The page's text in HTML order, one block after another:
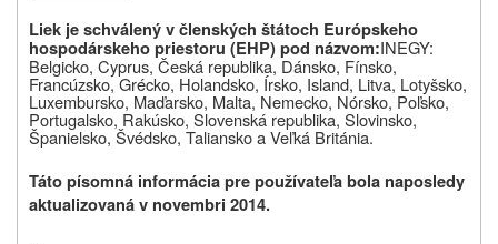
Liek je schválený v členských štátoch Európskeho
hospodárskeho priestoru (EHP) pod názvom:INEGY:
Belgicko, Cyprus, Česká republika, Dánsko, Fínsko,
Francúzsko, Grécko, Holandsko, Írsko, Island, Litva, Lotyšsko,
Luxembursko, Maďarsko, Malta, Nemecko, Nórsko, Poľsko,
Portugalsko, Rakúsko, Slovenská republika, Slovinsko,
Španielsko, Švédsko, Taliansko a Veľká Británia.
Táto písomná informácia pre používateľa bola naposledy
aktualizovaná v novembri 2014.